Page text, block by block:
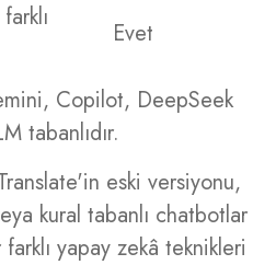
Evet
Copilot, DeepSeek
tabanlıdır.
eski versiyonu,
kural tabanlı chatbotlar
yapay zekâ teknikleri